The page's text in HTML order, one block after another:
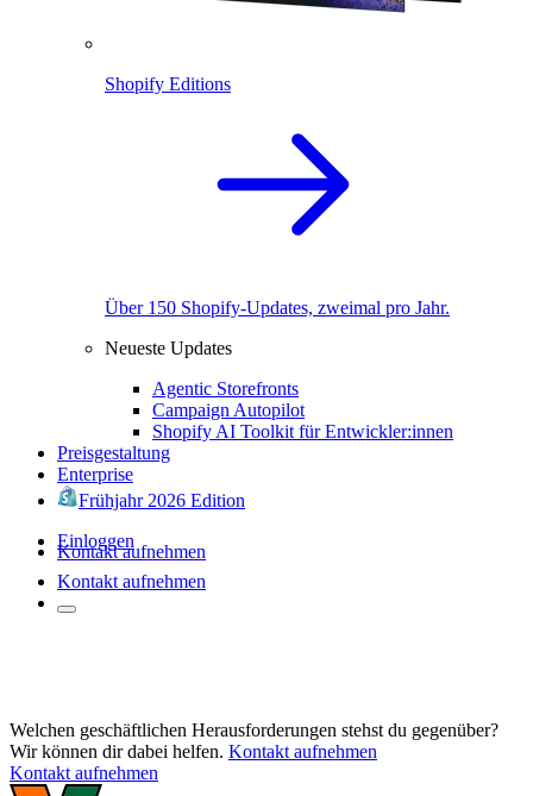
Shopify Editions
Über 150 Shopify-Updates, zweimal pro Jahr.
Neueste Updates
Agentic Storefronts
Campaign Autopilot
Shopify AI Toolkit für Entwickler:innen
Preisgestaltung
Enterprise
Frühjahr 2026 Edition
Einloggen
Kontakt aufnehmen
Kontakt aufnehmen
Welchen geschäftlichen Herausforderungen stehst du gegenüber?
Wir können dir dabei helfen. Kontakt aufnehmen
Kontakt aufnehmen